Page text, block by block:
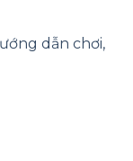
dẫn chơi,